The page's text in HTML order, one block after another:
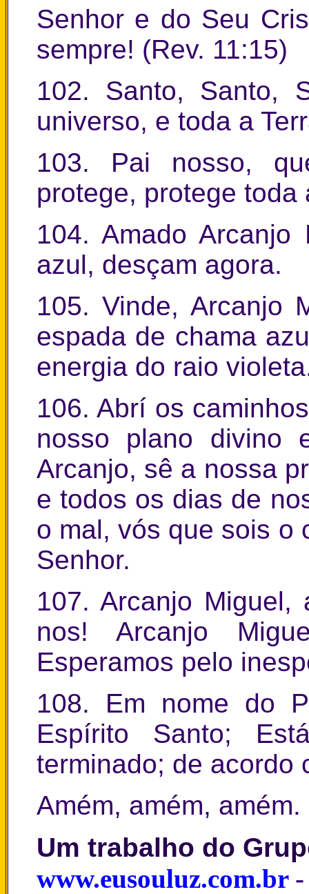
Senhor e do Seu
sempre! (Rev. 11:15)
102. Santo, Santo,
universo, e toda a
103. Pai nosso,
protege, protege
104. Amado
azul, desçam agora.
105. Vinde, Arcanjo
espada de chama
energia do raio
106. Abrí os
nosso plano divino
Arcanjo, sê a nossa
e todos os dias de
o mal, vós que sois o
Senhor.
107. Arcanjo Miguel,
nos! Arcanjo
Esperamos pelo
108. Em nome do
Espírito Santo;
terminado; de acordo
Amém, amém,
Um trabalho do
www.eusouluz.com.br -